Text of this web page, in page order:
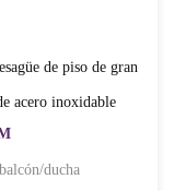
de piso de gran
acero inoxidable
de balcón/ducha